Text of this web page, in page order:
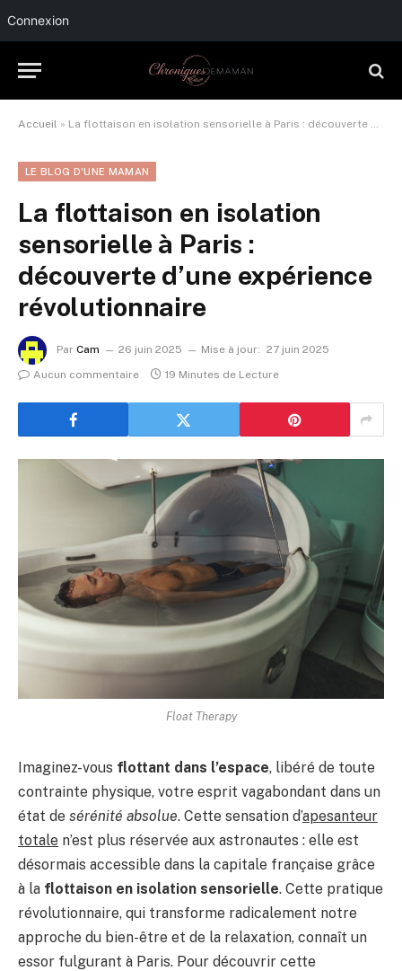
Connexion
Accueil » La flottaison en isolation sensorielle à Paris : découverte d’une expérience révolutionnaire
LE BLOG D'UNE MAMAN
La flottaison en isolation
sensorielle à Paris :
découverte d’une expérience
révolutionnaire
Par Cam 26 juin 2025 Mise à jour: 27 juin 2025
Aucun commentaire
19 Minutes de Lecture
Float Therapy
Imaginez-vous flottant dans l’espace, libéré de toute
contrainte physique, votre esprit vagabondant dans un
état de sérénité absolue. Cette sensation d’apesanteur
totale n’est plus réservée aux astronautes : elle est
désormais accessible dans la capitale française grâce
à la flottaison en isolation sensorielle. Cette pratique
révolutionnaire, qui transforme radicalement notre
approche du bien-être et de la relaxation, connaît un
essor fulgurant à Paris. Pour découvrir cette